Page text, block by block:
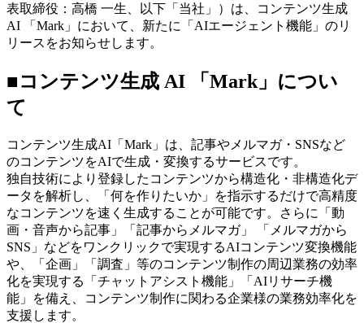
表取締役：高橋 一生、以下「当社」）は、コンテンツ生成
AI 「Mark」において、新たに「AIエージェント機能」のリ
リースをお知らせします。
■コンテンツ生成 AI 「Mark」につい
て
コンテンツ生成AI「Mark」は、記事やメルマガ・SNSなど
のコンテンツをAIで生成・変換するサービスです。
独自技術により登録したコンテンツから構造化・非構造化デ
ータを解析し、「何を作りたいか」を指示するだけで高精度
なコンテンツを速く生成することが可能です。さらに「動
画・音声から記事」「記事からメルマガ」 「メルマガから
SNS」などをワンクリックで実現するAIコンテンツ変換機能
や、「企画」「調査」等のコンテンツ制作の周辺業務の効率
化を実現する「チャットアシスト機能」「AIリサーチ機
能」を備え、コンテンツ制作に関わる企業様の業務効率化を
支援します。